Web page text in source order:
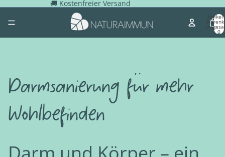
🚚 Kostenfreier Versand
Artikel
0
Darmsanierung für mehr
Wohlbefinden